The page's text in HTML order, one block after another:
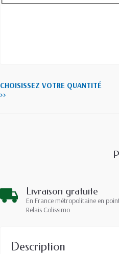
CHOISISSEZ VOTRE QUANTITÉ
>>
Livraison gratuite
En France métropolitaine en
Relais Colissimo
Description